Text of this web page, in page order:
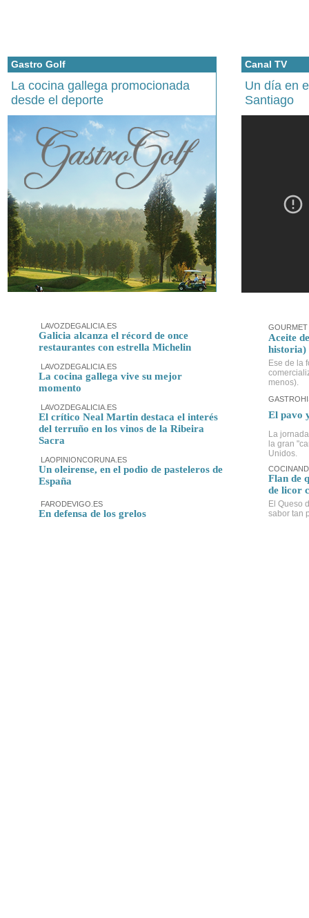
Gastro Golf
La cocina gallega promocionada
desde el deporte
Canal TV
Un día en
Santiago
LAVOZDEGALICIA.ES
Galicia alcanza el récord de once
restaurantes con estrella Michelin
LAVOZDEGALICIA.ES
La cocina gallega vive su mejor
momento
LAVOZDEGALICIA.ES
El crítico Neal Martin destaca el interés
del terruño en los vinos de la Ribeira
Sacra
LAOPINIONCORUNA.ES
Un oleirense, en el podio de pasteleros de
España
FARODEVIGO.ES
En defensa de los grelos
Aceite
historia)
Ese de la
menos).
El pavo
La
la gran
Unidos.
Flan de
de licor
El Queso
sabor tan